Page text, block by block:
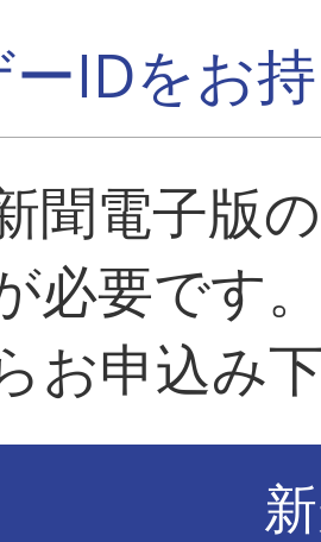
IDをお
聞電子版
必要です
お申込み